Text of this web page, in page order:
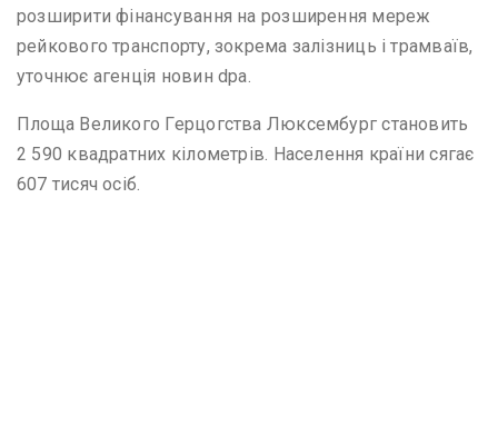
розширити фінансування на розширення мереж
рейкового транспорту, зокрема залізниць і трамваїв,
уточнює агенція новин dpa.
Площа Великого Герцогства Люксембург становить
2 590 квадратних кілометрів. Населення країни сягає
607 тисяч осіб.